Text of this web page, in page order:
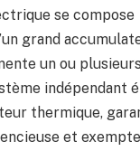
se compose
grand
un ou
indépendant
thermique,
et